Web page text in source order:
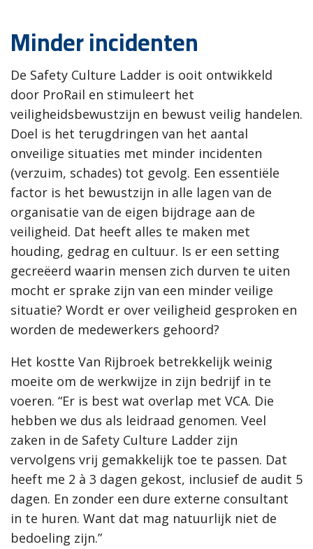
Minder incidenten
De Safety Culture Ladder is ooit ontwikkeld
door ProRail en stimuleert het
veiligheidsbewustzijn en bewust veilig handelen.
Doel is het terugdringen van het aantal
onveilige situaties met minder incidenten
(verzuim, schades) tot gevolg. Een essentiële
factor is het bewustzijn in alle lagen van de
organisatie van de eigen bijdrage aan de
veiligheid. Dat heeft alles te maken met
houding, gedrag en cultuur. Is er een setting
gecreëerd waarin mensen zich durven te uiten
mocht er sprake zijn van een minder veilige
situatie? Wordt er over veiligheid gesproken en
worden de medewerkers gehoord?
Het kostte Van Rijbroek betrekkelijk weinig
moeite om de werkwijze in zijn bedrijf in te
voeren. “Er is best wat overlap met VCA. Die
hebben we dus als leidraad genomen. Veel
zaken in de Safety Culture Ladder zijn
vervolgens vrij gemakkelijk toe te passen. Dat
heeft me 2 à 3 dagen gekost, inclusief de audit 5
dagen. En zonder een dure externe consultant
in te huren. Want dat mag natuurlijk niet de
bedoeling zijn.”